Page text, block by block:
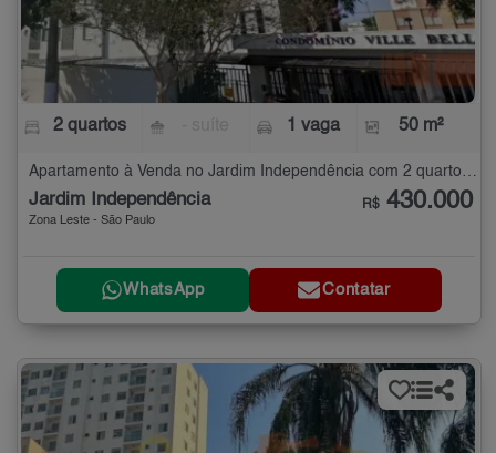
2 quartos 1 vaga 50 m²
Apartamento à Venda no Jardim Independência com 2 quartos - 50 m²
Jardim Independência
Zona Leste - São Paulo
R$ 430.000
WhatsApp Contatar